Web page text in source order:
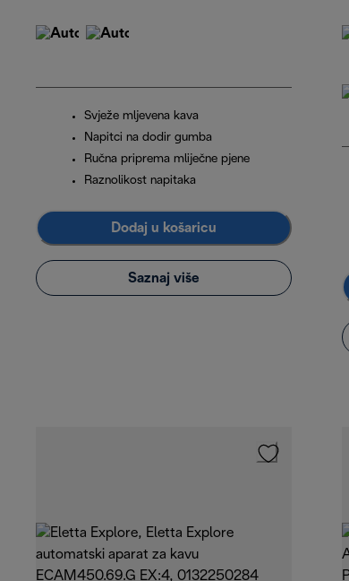
Svježe mljevena kava
Napitci na dodir gumba
Ručna priprema mliječne pjene
Raznolikost napitaka
Dodaj u košaricu
Saznaj više